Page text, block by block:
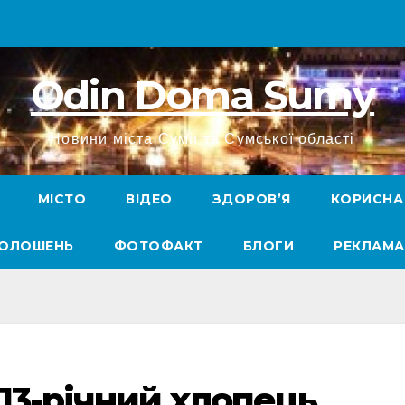
Odin Doma Sumy
Новини міста Суми та Сумської області
МІСТО ВІДЕО ЗДОРОВ’Я КОРИСНА
ФОТОФАКТ БЛОГИ РЕКЛАМА